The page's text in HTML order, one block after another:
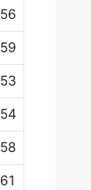
56
59
53
54
58
61